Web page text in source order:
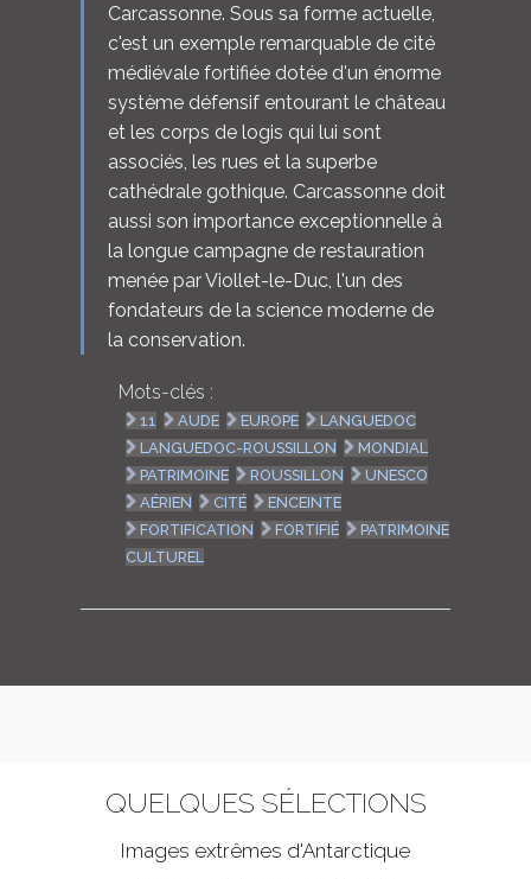
Carcassonne. Sous sa forme actuelle,
c'est un exemple remarquable de cité
médiévale fortifiée dotée d'un énorme
système défensif entourant le château
et les corps de logis qui lui sont
associés, les rues et la superbe
cathédrale gothique. Carcassonne doit
aussi son importance exceptionnelle à
la longue campagne de restauration
menée par Viollet-le-Duc, l'un des
fondateurs de la science moderne de
la conservation.
Mots-clés :
11 AUDE EUROPE
LANGUEDOC
LANGUEDOC-ROUSSILLON
MONDIAL
PATRIMOINE
ROUSSILLON
UNESCO
AÉRIEN
CITÉ
ENCEINTE
FORTIFICATION
FORTIFIÉ
PATRIMOINE
CULTUREL
QUELQUES SÉLECTIONS
Images extrêmes d'Antarctique